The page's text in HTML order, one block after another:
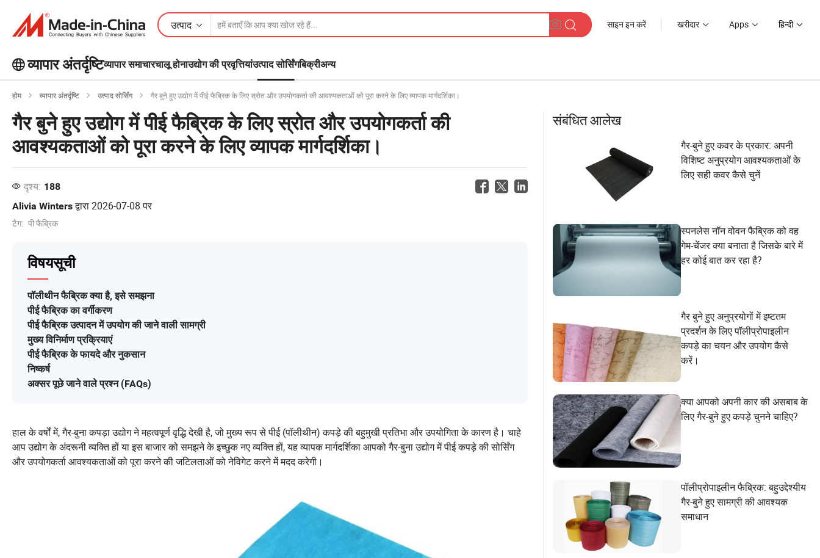
उत्पाद साइन इन करें खरीदार Apps हिन्दी
व्यापार अंतर्दृष्टिव्यापार समाचारचालू होनाउद्योग की प्रवृत्तियांउत्पाद सोर्सिंगबिक्रीअन्य
देखें!
होम व्यापार अंतर्दृष्टि उत्पाद सोर्सिंग गैर बुने हुए उद्योग में पीई फैब्रिक के लिए स्रोत और उपयोगकर्ता की आवश्यकताओं को पूरा करने के लिए व्यापक मार्गदर्शिका।
गैर बुने हुए उद्योग में पीई फैब्रिक के लिए स्रोत और उपयोगकर्ता की
आवश्यकताओं को पूरा करने के लिए व्यापक मार्गदर्शिका।
दृश्य: 188
Alivia Wintersद्वारा2026-07-08पर
टैग: पी फैब्रिक
विषयसूची
पॉलीथीन फैब्रिक क्या है, इसे समझना
पीई फैब्रिक का वर्गीकरण
पीई फैब्रिक उत्पादन में उपयोग की जाने वाली सामग्री
मुख्य विनिर्माण प्रक्रियाएं
पीई फैब्रिक के फायदे और नुकसान
निष्कर्ष
अक्सर पूछे जाने वाले प्रश्न (FAQs)
हाल के वर्षों में, गैर-बुना कपड़ा उद्योग ने महत्वपूर्ण वृद्धि देखी है, जो मुख्य रूप से पीई (पॉलीथीन) कपड़े की बहुमुखी प्रतिभा और उपयोगिता के कारण है। चाहे
आप उद्योग के अंदरूनी व्यक्ति हों या इस बाजार को समझने के इच्छुक नए व्यक्ति हों, यह व्यापक मार्गदर्शिका आपको गैर-बुना उद्योग में पीई कपड़े की सोर्सिंग
और उपयोगकर्ता आवश्यकताओं को पूरा करने की जटिलताओं को नेविगेट करने में मदद करेगी।
संबंधित आलेख
गैर-बुने हुए कवर के प्रकार: अपनी
विशिष्ट अनुप्रयोग आवश्यकताओं के
लिए सही कवर कैसे चुनें
स्पनलेस नॉन वोवन फैब्रिक को वह
गेम-चेंजर क्या बनाता है जिसके बारे में
हर कोई बात कर रहा है?
गैर बुने हुए अनुप्रयोगों में इष्टतम
प्रदर्शन के लिए पॉलीप्रोपाइलीन
कपड़े का चयन और उपयोग कैसे
करें।
क्या आपको अपनी कार की असबाब के
लिए गैर-बुने हुए कपड़े चुनने चाहिए?
पॉलीप्रोपाइलीन फैब्रिक: बहुउद्देश्यीय
गैर-बुने हुए सामग्री की आवश्यक
समाधान